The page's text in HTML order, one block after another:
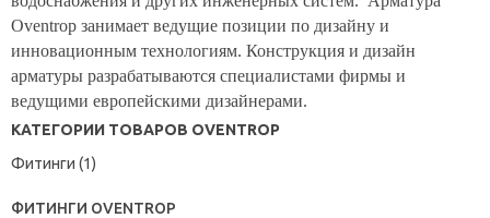
Oventrop занимает ведущие позиции по дизайну и
инновационным технологиям. Конструкция и дизайн
арматуры разрабатываются специалистами фирмы и
ведущими европейскими дизайнерами.
КАТЕГОРИИ ТОВАРОВ OVENTROP
Фитинги (1)
ФИТИНГИ OVENTROP